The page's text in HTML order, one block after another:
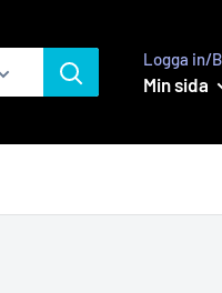
Logga in/
Min sida